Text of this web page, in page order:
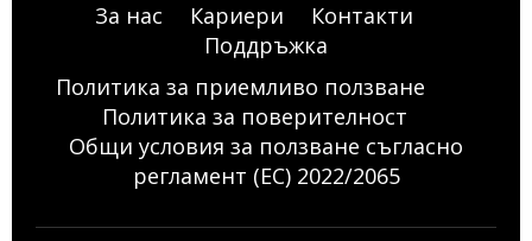
За нас Кариери
Контакти
Поддръжка
Политика за приемливо ползване
Политика за поверителност
Общи условия за ползване съгласно
регламент (ЕС) 2022/2065